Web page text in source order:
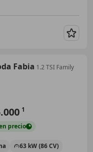
Fabia 1.2 TSI Family
1
precio
63 kW (86 CV)